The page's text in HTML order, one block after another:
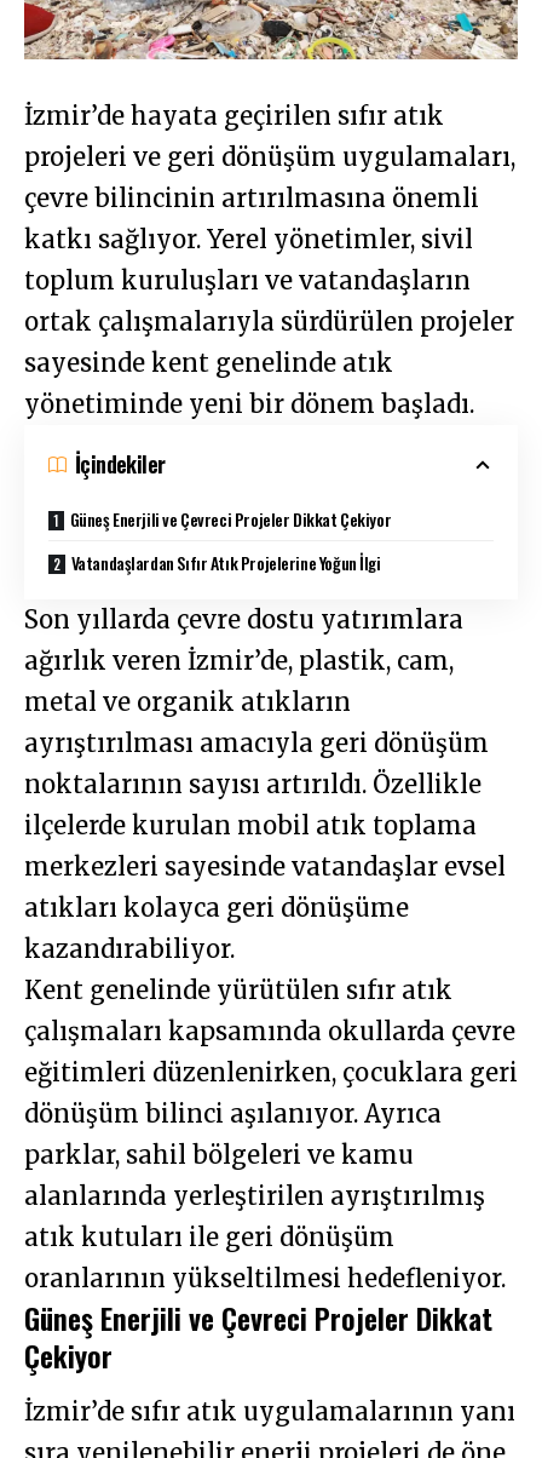
İzmir’de hayata geçirilen sıfır atık
projeleri ve geri dönüşüm uygulamaları,
çevre bilincinin artırılmasına önemli
katkı sağlıyor. Yerel yönetimler, sivil
toplum kuruluşları ve vatandaşların
ortak çalışmalarıyla sürdürülen projeler
sayesinde kent genelinde atık
yönetiminde yeni bir dönem başladı.
İçindekiler
Güneş Enerjili ve Çevreci Projeler Dikkat Çekiyor
Vatandaşlardan Sıfır Atık Projelerine Yoğun İlgi
Son yıllarda çevre dostu yatırımlara
ağırlık veren İzmir’de, plastik, cam,
metal ve organik atıkların
ayrıştırılması amacıyla geri dönüşüm
noktalarının sayısı artırıldı. Özellikle
ilçelerde kurulan mobil atık toplama
merkezleri sayesinde vatandaşlar evsel
atıkları kolayca geri dönüşüme
kazandırabiliyor.
Kent genelinde yürütülen sıfır atık
çalışmaları kapsamında okullarda çevre
eğitimleri düzenlenirken, çocuklara geri
dönüşüm bilinci aşılanıyor. Ayrıca
parklar, sahil bölgeleri ve kamu
alanlarında yerleştirilen ayrıştırılmış
atık kutuları ile geri dönüşüm
oranlarının yükseltilmesi hedefleniyor.
Güneş Enerjili ve Çevreci Projeler Dikkat
Çekiyor
İzmir’de sıfır atık uygulamalarının yanı